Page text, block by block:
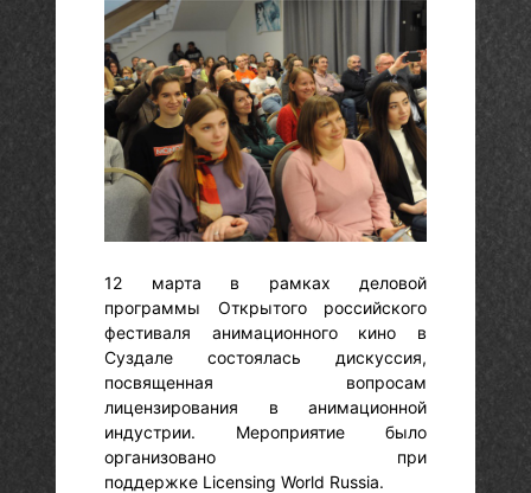
12 марта в рамках деловой
программы Открытого российского
фестиваля анимационного кино в
Суздале состоялась дискуссия,
посвященная вопросам
лицензирования в анимационной
индустрии. Мероприятие было
организовано при
поддержке Licensing World Russia.